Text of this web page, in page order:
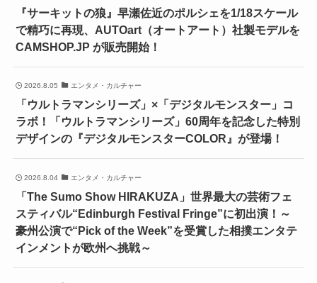
『サーキットの狼』早瀬佐近のポルシェを1/18スケール
で精巧に再現、AUTOart（オートアート）社製モデルを
CAMSHOP.JP が販売開始！
2026.8.05 エンタメ・カルチャー
「ウルトラマンシリーズ」×「デジタルモンスター」コ
ラボ！「ウルトラマンシリーズ」60周年を記念した特別
デザインの『デジタルモンスターCOLOR』が登場！
2026.8.04 エンタメ・カルチャー
「The Sumo Show HIRAKUZA」世界最大の芸術フェ
スティバル“Edinburgh Festival Fringe”に初出演！～
豪州公演で“Pick of the Week”を受賞した相撲エンタテ
インメントが欧州へ挑戦～